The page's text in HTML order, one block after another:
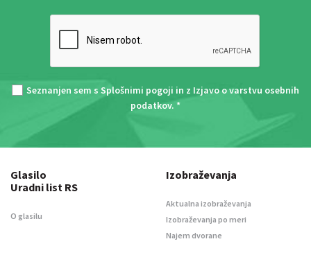
Seznanjen sem s Splošnimi pogoji in z Izjavo o varstvu osebnih
podatkov. *
Glasilo
Uradni list RS
O glasilu
Izobraževanja
Aktualna izobraževanja
Izobraževanja po meri
Najem dvorane